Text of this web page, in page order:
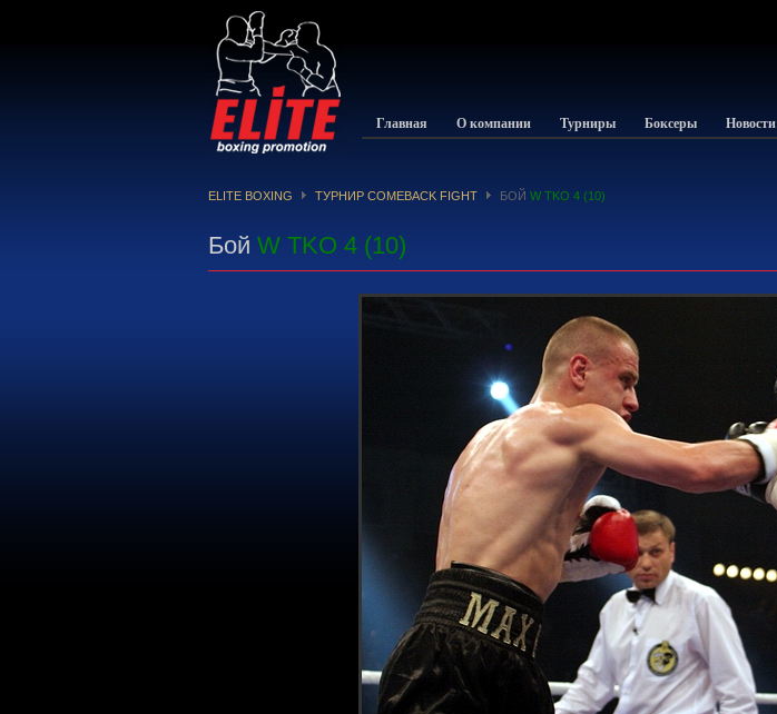
Главная О компании Турниры Боксеры Новости
ELITE BOXING ТУРНИР COMEBACK FIGHT БОЙ W TKO 4 (10)
Бой W TKO 4 (10)